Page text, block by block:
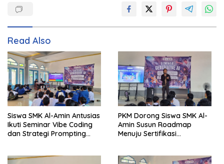
Read Also
Siswa SMK Al-Amin Antusias
Ikuti Seminar Vibe Coding
dan Strategi Prompting
PKM Dorong Siswa SMK Al-
Amin Susun Roadmap
Menuju Sertifikasi